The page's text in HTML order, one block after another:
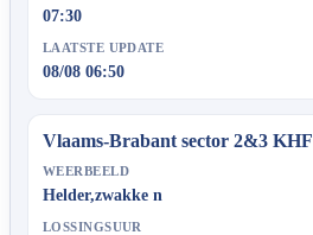
07:30
LAATSTE UPDATE
08/08 06:50
Vlaams-Brabant sector 2&3 KHF
WEERBEELD
Helder,zwakke n
LOSSINGSUUR